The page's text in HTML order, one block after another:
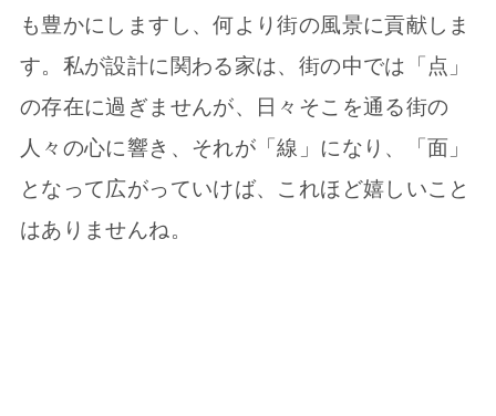
も豊かにしますし、何より街の風景に貢献しま
す。私が設計に関わる家は、街の中では「点」
の存在に過ぎませんが、日々そこを通る街の
人々の心に響き、それが「線」になり、「面」
となって広がっていけば、これほど嬉しいこと
はありませんね。